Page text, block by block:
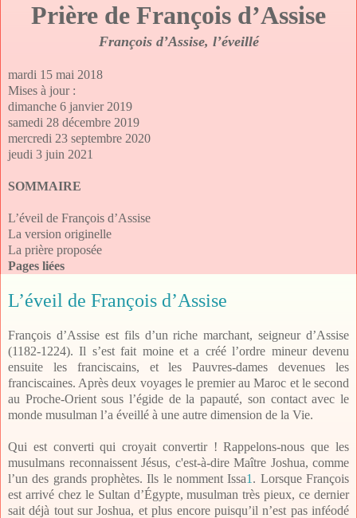
Prière de François d’Assise
François d’Assise, l’éveillé
mardi 15 mai 2018
Mises à jour :
dimanche 6 janvier 2019
samedi 28 décembre 2019
mercredi 23 septembre 2020
jeudi 3 juin 2021
SOMMAIRE
L’éveil de François d’Assise
La version originelle
La prière proposée
Pages liées
L’éveil de François d’Assise
François d’Assise est fils d’un riche marchant, seigneur d’Assise
(1182-1224). Il s’est fait moine et a créé l’ordre mineur devenu
ensuite les franciscains, et les Pauvres-dames devenues les
franciscaines. Après deux voyages le premier au Maroc et le second
au Proche-Orient sous l’égide de la papauté, son contact avec le
monde musulman l’a éveillé à une autre dimension de la Vie.
Qui est converti qui croyait convertir ! Rappelons-nous que les
musulmans reconnaissent Jésus, c'est-à-dire Maître Joshua, comme
l’un des grands prophètes. Ils le nomment Issa1 . Lorsque François
est arrivé chez le Sultan d’Égypte, musulman très pieux, ce dernier
sait déjà tout sur Joshua, et plus encore puisqu’il n’est pas inféodé